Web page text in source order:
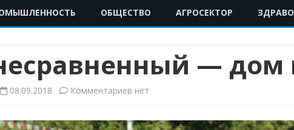
к
ОБЩЕСТВО АГРОСЕКТОР
—
08.09.2018 Комментариев кнет